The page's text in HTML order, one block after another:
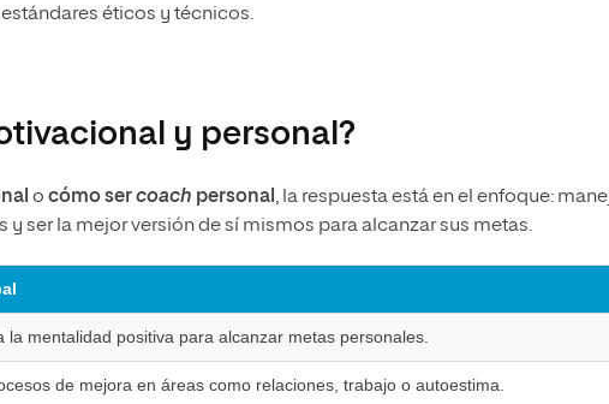
éticos y técnicos.
y personal?
o cómo sercoach personal, la respuesta está en el enfoque:
ser la mejor versión de sí mismos para alcanzar sus metas.
la mentalidad positiva para alcanzar metas personales.
de mejora en áreas como relaciones, trabajo o autoestima.